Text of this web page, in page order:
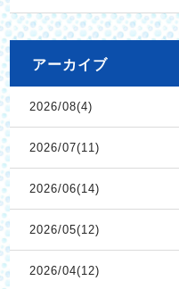
アーカイブ
2026/08(4)
2026/07(11)
2026/06(14)
2026/05(12)
2026/04(12)